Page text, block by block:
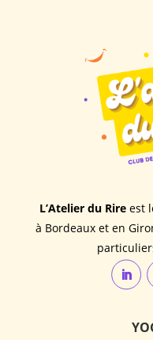
L’Atelier du Rireest
à Bordeaux et en